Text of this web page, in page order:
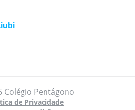
Colégio Pentágono
de Privacidade